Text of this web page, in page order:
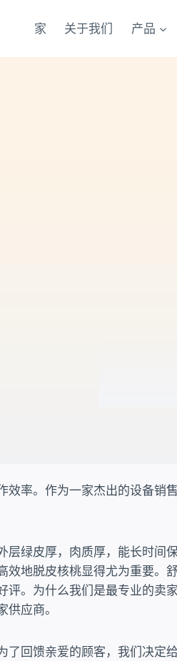
家 关于我们 产品
效率。作为一家杰出的设备
层绿皮厚，肉质厚，能长时间
效地脱皮核桃显得尤为重要。
评。为什么我们是最专业的卖
供应商。
了回馈亲爱的顾客，我们决定